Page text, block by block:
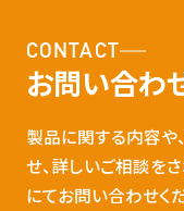
CONTACT
お問い合わ
製品に関する内容や
せ、詳しいご相談を
にてお問い合わせく